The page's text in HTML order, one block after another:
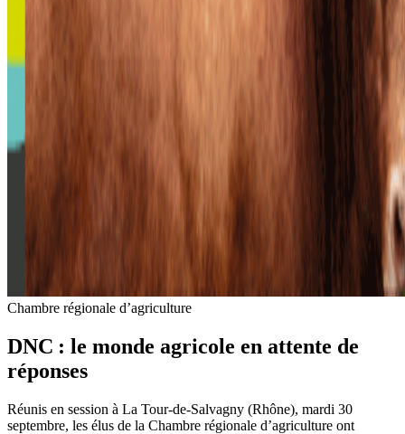
Chambre régionale d’agriculture
DNC : le monde agricole en attente de
réponses
Réunis en session à La Tour-de-Salvagny (Rhône), mardi 30
septembre, les élus de la Chambre régionale d’agriculture ont